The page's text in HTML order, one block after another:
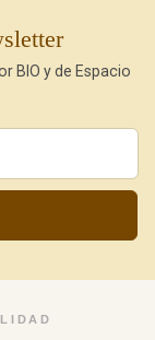
BIO y de Espacio